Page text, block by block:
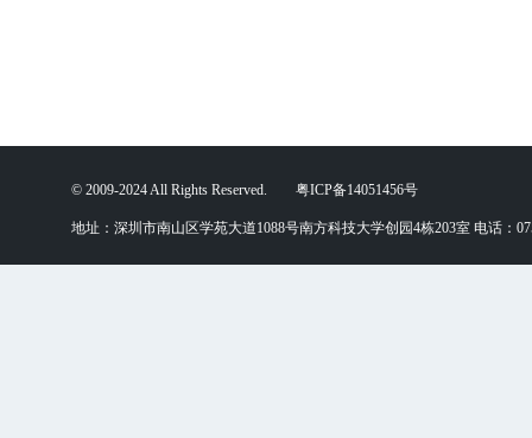
© 2009-2024 All Rights Reserved. 粤ICP备14051456号
地址：深圳市南山区学苑大道1088号南方科技大学创园4栋203室 电话：